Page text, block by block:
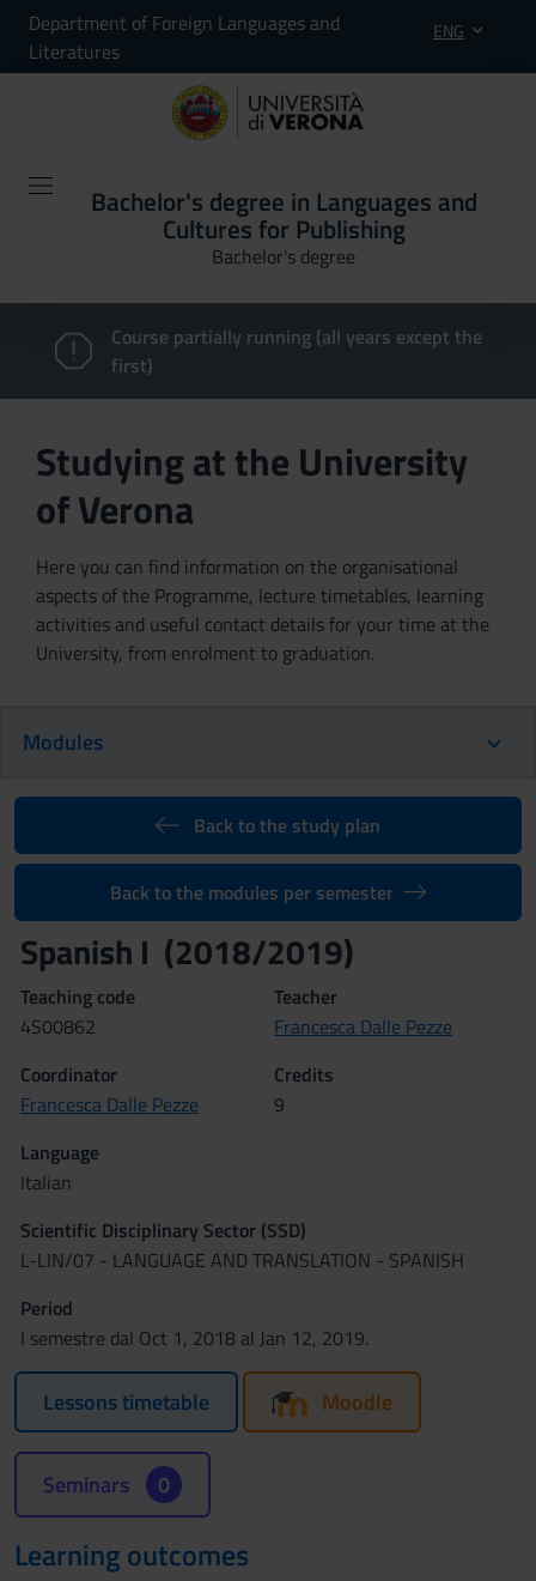
Department of Foreign Languages and
Literatures
ENG
Bachelor's degree in Languages and
Cultures for Publishing
Bachelor's degree
Course partially running (all years except the
first)
Studying at the University
of Verona
Here you can find information on the organisational
aspects of the Programme, lecture timetables, learning
activities and useful contact details for your time at the
University, from enrolment to graduation.
Modules
Back to the study plan
Back to the modules per semester
Spanish I (2018/2019)
Teaching code
4S00862
Teacher
Francesca Dalle Pezze
Coordinator
Francesca Dalle Pezze
Credits
9
Language
Italian
Scientific Disciplinary Sector (SSD)
L-LIN/07 - LANGUAGE AND TRANSLATION - SPANISH
Period
I semestre dal Oct 1, 2018 al Jan 12, 2019.
Lessons timetable Moodle
Seminars 0
Learning outcomes